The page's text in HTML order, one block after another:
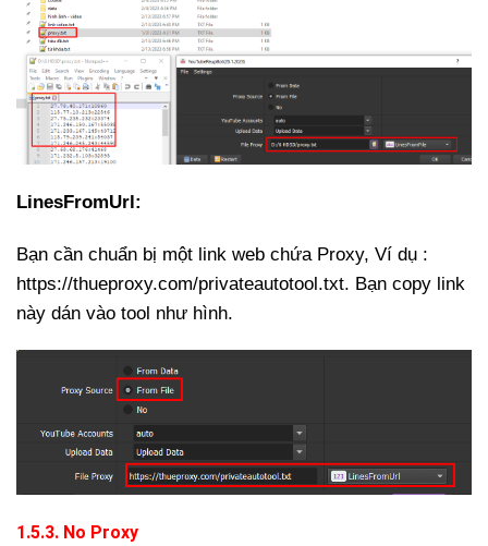
LinesFromUrl:
Bạn cần chuẩn bị một link web chứa Proxy, Ví dụ :
https://thueproxy.com/privateautotool.txt. Bạn copy link
này dán vào tool như hình.
1.5.3. No Proxy